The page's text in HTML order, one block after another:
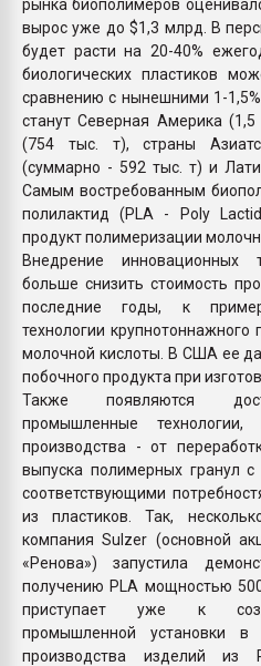
рынка биополимеров
вырос уже до $1,3 млрд. В
будет расти на 20-40%
биологических пластиков
сравнению с нынешними 1-
станут Северная Америка
(754 тыс. т), страны
(суммарно - 592 тыс. т) и
Самым востребованным
полилактид (PLA - Poly
продукт полимеризации
Внедрение инновационных
больше снизить стоимость
последние годы, к
технологии крупнотоннажного
молочной кислоты. В США ее
побочного продукта при
Также появляются
промышленные
производства - от
выпуска полимерных гранул
соответствующими
из пластиков. Так,
компания Sulzer (основной
«Ренова») запустила
получению PLA мощностью
приступает уже к
промышленной установки
производства изделий из